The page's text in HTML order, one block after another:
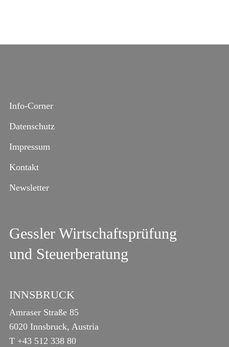
Info-Corner
Datenschutz
Impressum
Kontakt
Newsletter
Gessler Wirtschaftsprüfung
und Steuerberatung
INNSBRUCK
Amraser Straße 85
6020 Innsbruck, Austria
T +43 512 338 80